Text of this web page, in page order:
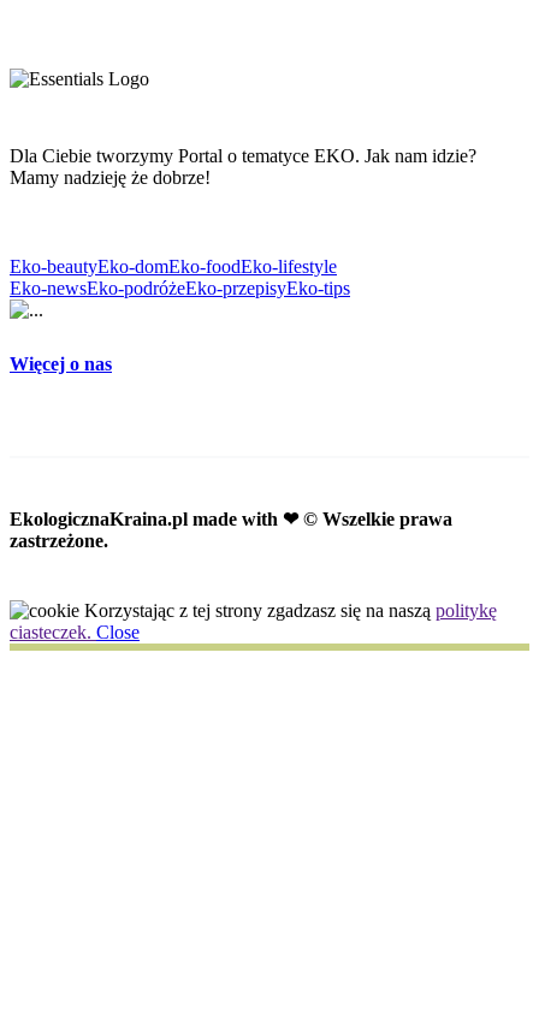
Dla Ciebie tworzymy Portal o tematyce EKO. Jak nam idzie?
Mamy nadzieję że dobrze!
Eko-beautyEko-domEko-foodEko-lifestyle
Eko-newsEko-podróżeEko-przepisyEko-tips
Więcej o nas
EkologicznaKraina.pl made with ❤ © Wszelkie prawa
zastrzeżone.
Korzystając z tej strony zgadzasz się na naszą politykę
ciasteczek. Close